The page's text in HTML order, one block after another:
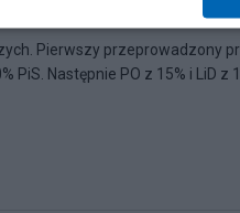
Pierwszy przeprowadzony
Następnie PO z 15% i LiD z